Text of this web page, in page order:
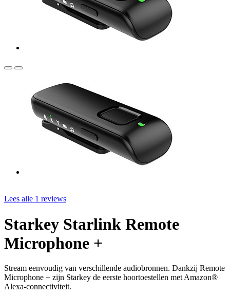
Lees alle 1 reviews
Starkey Starlink Remote
Microphone +
Stream eenvoudig van verschillende audiobronnen. Dankzij Remote
Microphone + zijn Starkey de eerste hoortoestellen met Amazon®
Alexa-connectiviteit.